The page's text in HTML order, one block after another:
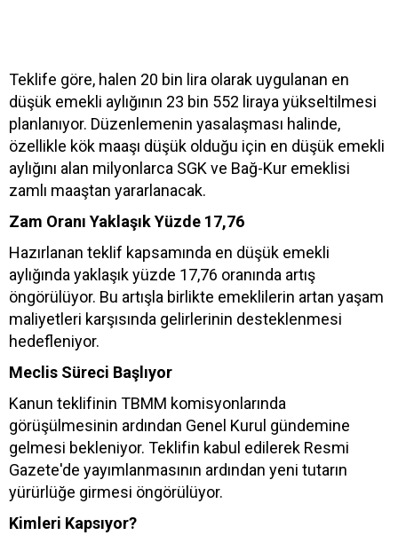
Teklife göre, halen 20 bin lira olarak uygulanan en
düşük emekli aylığının 23 bin 552 liraya yükseltilmesi
planlanıyor. Düzenlemenin yasalaşması halinde,
özellikle kök maaşı düşük olduğu için en düşük emekli
aylığını alan milyonlarca SGK ve Bağ-Kur emeklisi
zamlı maaştan yararlanacak.
Zam Oranı Yaklaşık Yüzde 17,76
Hazırlanan teklif kapsamında en düşük emekli
aylığında yaklaşık yüzde 17,76 oranında artış
öngörülüyor. Bu artışla birlikte emeklilerin artan yaşam
maliyetleri karşısında gelirlerinin desteklenmesi
hedefleniyor.
Meclis Süreci Başlıyor
Kanun teklifinin TBMM komisyonlarında
görüşülmesinin ardından Genel Kurul gündemine
gelmesi bekleniyor. Teklifin kabul edilerek Resmi
Gazete'de yayımlanmasının ardından yeni tutarın
yürürlüğe girmesi öngörülüyor.
Kimleri Kapsıyor?